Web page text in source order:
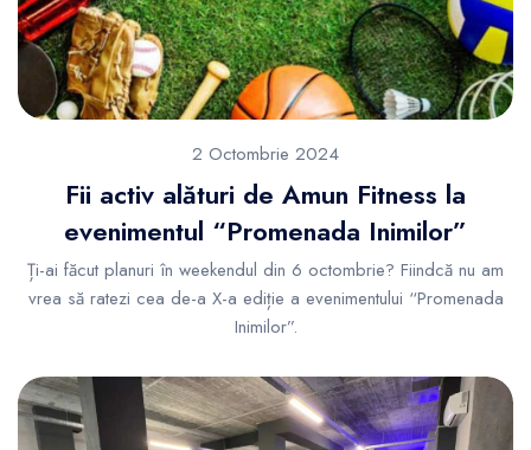
2 Octombrie 2024
Fii activ alături de Amun Fitness la
evenimentul “Promenada Inimilor”
Ți-ai făcut planuri în weekendul din 6 octombrie? Fiindcă nu am
vrea să ratezi cea de-a X-a ediție a evenimentului “Promenada
Inimilor”.